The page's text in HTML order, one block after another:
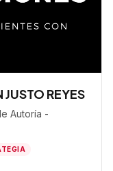
REYES
Autoría -